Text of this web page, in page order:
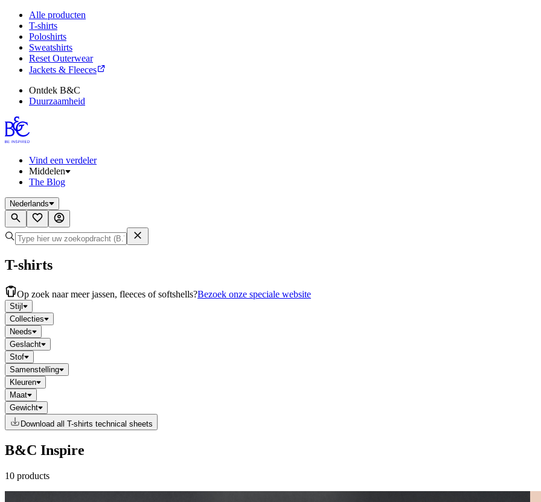
Alle producten
T-shirts
Poloshirts
Sweatshirts
Reset Outerwear
Jackets & Fleeces
Ontdek B&C
Duurzaamheid
Vind een verdeler
Middelen
The Blog
Nederlands
T-shirts
Op zoek naar meer jassen, fleeces of softshells?Bezoek onze speciale website
Stijl
Collecties
Needs
Geslacht
Stof
Samenstelling
Kleuren
Maat
Gewicht
Download all T-shirts technical sheets
B&C Inspire
10 products